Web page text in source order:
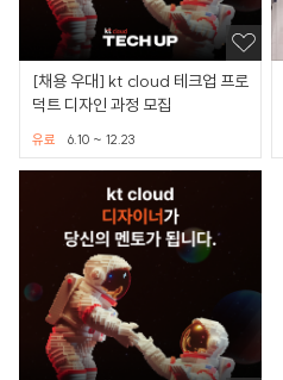
[채용 우대] kt cloud 테크업 프로
덕트 디자인 과정 모집
6.10 ~ 12.23
유료